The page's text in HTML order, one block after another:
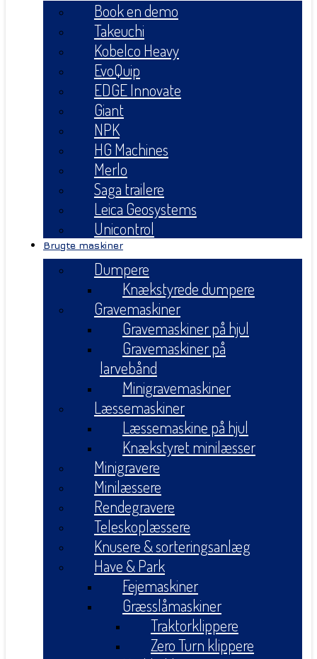
Book en demo
Takeuchi
Kobelco Heavy
EvoQuip
EDGE Innovate
Giant
NPK
HG Machines
Merlo
Saga trailere
Leica Geosystems
Unicontrol
Brugte maskiner
Dumpere
Knækstyrede dumpere
Gravemaskiner
Gravemaskiner på hjul
Gravemaskiner på
larvebånd
Minigravemaskiner
Læssemaskiner
Læssemaskine på hjul
Knækstyret minilæsser
Minigravere
Minilæssere
Rendegravere
Teleskoplæssere
Knusere & sorteringsanlæg
Have & Park
Fejemaskiner
Græsslåmaskiner
Traktorklippere
Zero Turn klippere